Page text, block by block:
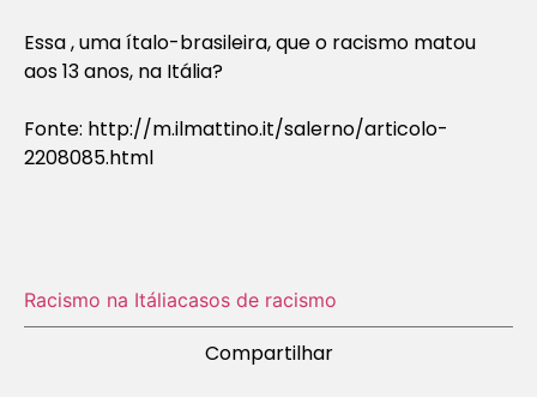
Essa , uma ítalo-brasileira, que o racismo matou
aos 13 anos, na Itália?
Fonte: http://m.ilmattino.it/salerno/articolo-
2208085.html
Racismo na Itáliacasos de racismo
Compartilhar